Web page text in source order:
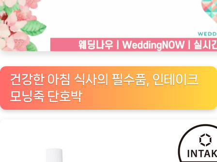
닝
단
호
건
강
건강한 아침 식사의 필수품, 인테이크
모닝죽 단호박